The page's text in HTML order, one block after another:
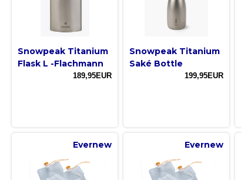
Snowpeak Titanium
Flask L -Flachmann
189,95EUR
Snowpeak Titanium
Saké Bottle
199,95EUR
Evernew Evernew